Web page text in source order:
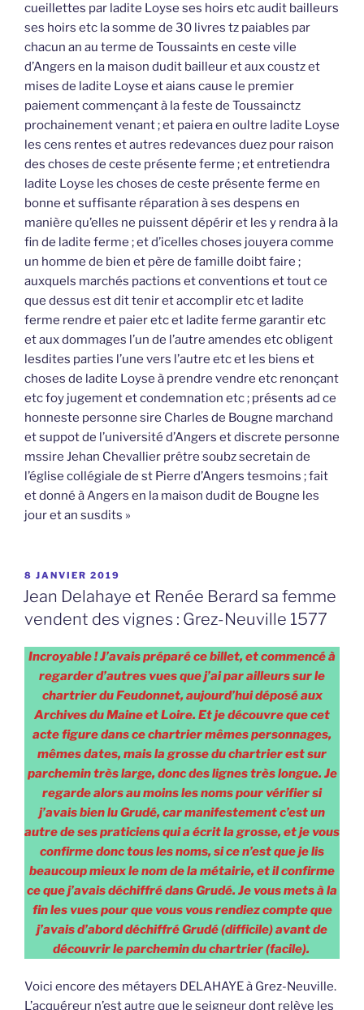
cueillettes par ladite Loyse ses hoirs etc audit bailleurs
ses hoirs etc la somme de 30 livres tz paiables par
chacun an au terme de Toussaints en ceste ville
d’Angers en la maison dudit bailleur et aux coustz et
mises de ladite Loyse et aians cause le premier
paiement commençant à la feste de Toussainctz
prochainement venant ; et paiera en oultre ladite Loyse
les cens rentes et autres redevances duez pour raison
des choses de ceste présente ferme ; et entretiendra
ladite Loyse les choses de ceste présente ferme en
bonne et suffisante réparation à ses despens en
manière qu’elles ne puissent dépérir et les y rendra à la
fin de ladite ferme ; et d’icelles choses jouyera comme
un homme de bien et père de famille doibt faire ;
auxquels marchés pactions et conventions et tout ce
que dessus est dit tenir et accomplir etc et ladite
ferme rendre et paier etc et ladite ferme garantir etc
et aux dommages l’un de l’autre amendes etc obligent
lesdites parties l’une vers l’autre etc et les biens et
choses de ladite Loyse à prendre vendre etc renonçant
etc foy jugement et condemnation etc ; présents ad ce
honneste personne sire Charles de Bougne marchand
et suppot de l’université d’Angers et discrete personne
mssire Jehan Chevallier prêtre soubz secretain de
l’église collégiale de st Pierre d’Angers tesmoins ; fait
et donné à Angers en la maison dudit de Bougne les
jour et an susdits »
PUBLIÉ
LE
8 JANVIER 2019
Jean Delahaye et Renée Berard sa femme
vendent des vignes : Grez-Neuville 1577
Incroyable ! J’avais préparé ce billet, et commencé à
regarder d’autres vues que j’ai par ailleurs sur le
chartrier du Feudonnet, aujourd’hui déposé aux
Archives du Maine et Loire. Et je découvre que cet
acte figure dans ce chartrier mêmes personnages,
mêmes dates, mais la grosse du chartrier est sur
parchemin très large, donc des lignes très longue. Je
regarde alors au moins les noms pour vérifier si
j’avais bien lu Grudé, car manifestement c’est un
autre de ses praticiens qui a écrit la grosse, et je vous
confirme donc tous les noms, si ce n’est que je lis
beaucoup mieux le nom de la métairie, et il confirme
ce que j’avais déchiffré dans Grudé. Je vous mets à la
fin les vues pour que vous vous rendiez compte que
j’avais d’abord déchiffré Grudé (difficile) avant de
découvrir le parchemin du chartrier (facile).
Voici encore des métayers DELAHAYE à Grez-Neuville.
L’acquéreur n’est autre que le seigneur dont relève les